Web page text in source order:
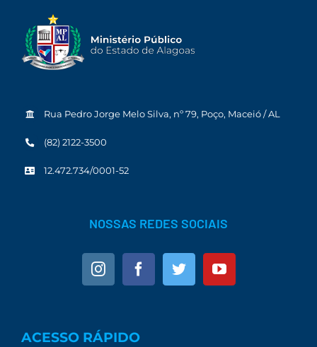
Rua Pedro Jorge Melo Silva, nº 79, Poço, Maceió / AL
(82) 2122-3500
12.472.734/0001-52
NOSSAS REDES SOCIAIS
ACESSO RÁPIDO